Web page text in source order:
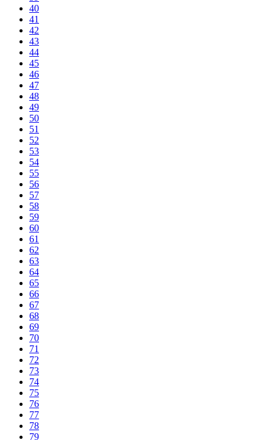
40
41
42
43
44
45
46
47
48
49
50
51
52
53
54
55
56
57
58
59
60
61
62
63
64
65
66
67
68
69
70
71
72
73
74
75
76
77
78
79